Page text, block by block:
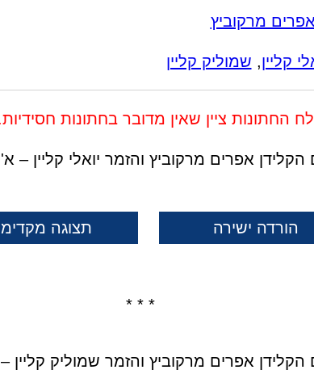
אפרים מרקוביץ
קליין, שמוליק קליין
החתונות ציין שאין מדובר בחתונות
אפרים מרקוביץ והזמר יואלי קליין – א'
הורדה ישירה תצוגה
* * *
אפרים מרקוביץ והזמר שמוליק קליין –